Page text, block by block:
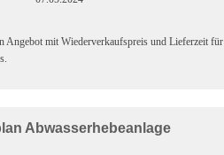
Angebot mit Wiederverkaufspreis und Lieferzeit
Abwasserhebeanlage